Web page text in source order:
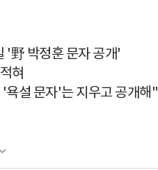
'野 박정훈 문자 공개'
혀
욕설 문자'는 지우고 공개해"